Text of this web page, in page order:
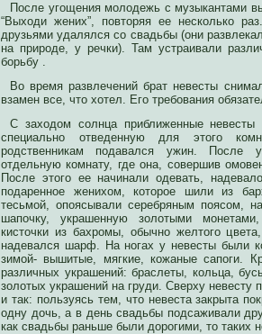
После угощения молодежь с музыкантами
“Выходи жених”, повторяя ее несколько
друзьями удалялся со свадьбы (они
на природе, у речки). Там устраивали
борьбу .
Во время развлечений брат невесты
взамен все, что хотел. Его требования
С заходом солнца приближенные невесты
специально отведенную для этого
родственникам подавался ужин. После
отдельную комнату, где она, совершив
После этого ее начинали одевать,
подаренное женихом, которое шили из
тесьмой, опоясывали серебряным поясом,
шапочку, украшенную золотыми
кисточки из бахромы, обычно желтого
надевался шарф. На ногах у невесты были
зимой- вышитые, мягкие, кожаные сапоги.
различных украшений: браслеты, кольца,
золотых украшений на груди. Сверху
и так: пользуясь тем, что невеста закрыта
одну дочь, а в день свадьбы подсаживали
как свадьбы раньше были дорогими, то таких